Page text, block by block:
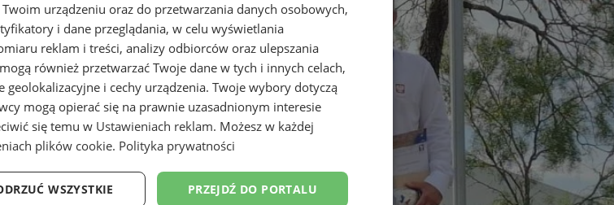
urządzeniu oraz do przetwarzania danych osobowych,
i dane przeglądania, w celu wyświetlania
reklam i treści, analizy odbiorców oraz ulepszania
mogą również przetwarzać Twoje dane w tych i innych celach,
i cechy urządzenia. Twoje wybory dotyczą
mogą opierać się na prawnie uzasadnionym interesie
się temu w Ustawieniach reklam. Możesz w każdej
plików cookie. Polityka prywatności
PRZEJDŹ DO PORTALU
WSZYSTKIE